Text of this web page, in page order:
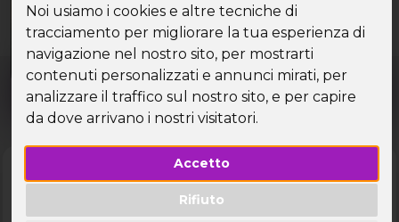
Noi usiamo i cookies e altre tecniche di
tracciamento per migliorare la tua esperienza di
navigazione nel nostro sito, per mostrarti
contenuti personalizzati e annunci mirati, per
analizzare il traffico sul nostro sito, e per capire
da dove arrivano i nostri visitatori.
Accetto
Rifiuto
Scegli la tua destinazione tra le diverse proposte
di Speed Vacanze®
Dove? Quando?
Tutto l'anno
LAST MINUTE -200€